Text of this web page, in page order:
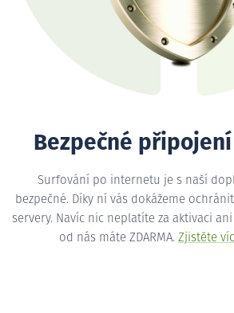
Bezpečné
Surfování po internetu je s naší
bezpečné. Díky ní vás dokážeme
servery. Navíc nic neplatíte za aktivaci ani
od nás máte ZDARMA. Zjistěte